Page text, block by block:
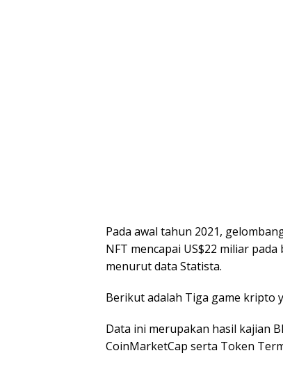
Pada awal tahun 2021,
NFT mencapai US$22 miliar
menurut data Statista.
Berikut adalah Tiga game kripto
Data ini merupakan hasil kajian
CoinMarketCap serta Token